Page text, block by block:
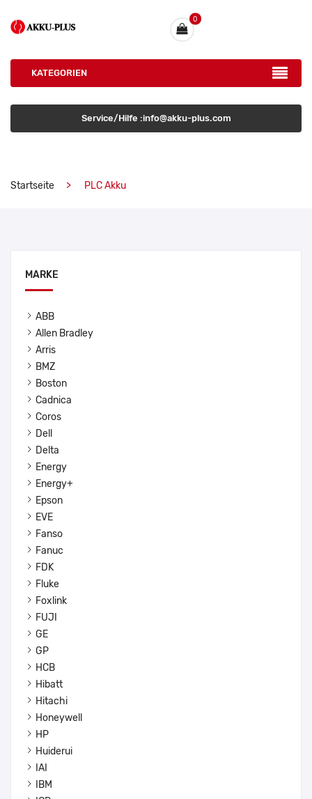
0
KATEGORIEN
Service/Hilfe :info@akku-plus.com
Startseite PLC Akku
MARKE
ABB
Allen Bradley
Arris
BMZ
Boston
Cadnica
Coros
Dell
Delta
Energy
Energy+
Epson
EVE
Fanso
Fanuc
FDK
Fluke
Foxlink
FUJI
GE
GP
HCB
Hibatt
Hitachi
Honeywell
HP
Huiderui
IAI
IBM